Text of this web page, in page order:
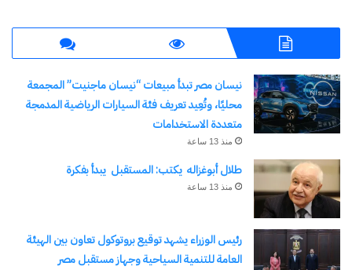
اكتشاف المزيد من
اشترك للحصول على أحدث التدوينات المرسلة إلى بريدك
الإلكتروني.
كتابة بريدك الإلكتروني...
نيسان مصر تبدأ مبيعات “نيسان ماجنيت” المجمعة
محليًا، وتُعِيد تعريف فئة السيارات الرياضية المدمجة
متعددة الاستخدامات
منذ 13 ساعة
طلال أبوغزاله يكتب: المستقبل يبدأ بفكرة
منذ 13 ساعة
رئيس الوزراء يشهد توقيع بروتوكول تعاون بين الهيئة
العامة للتنمية السياحية وجهاز مستقبل مصر